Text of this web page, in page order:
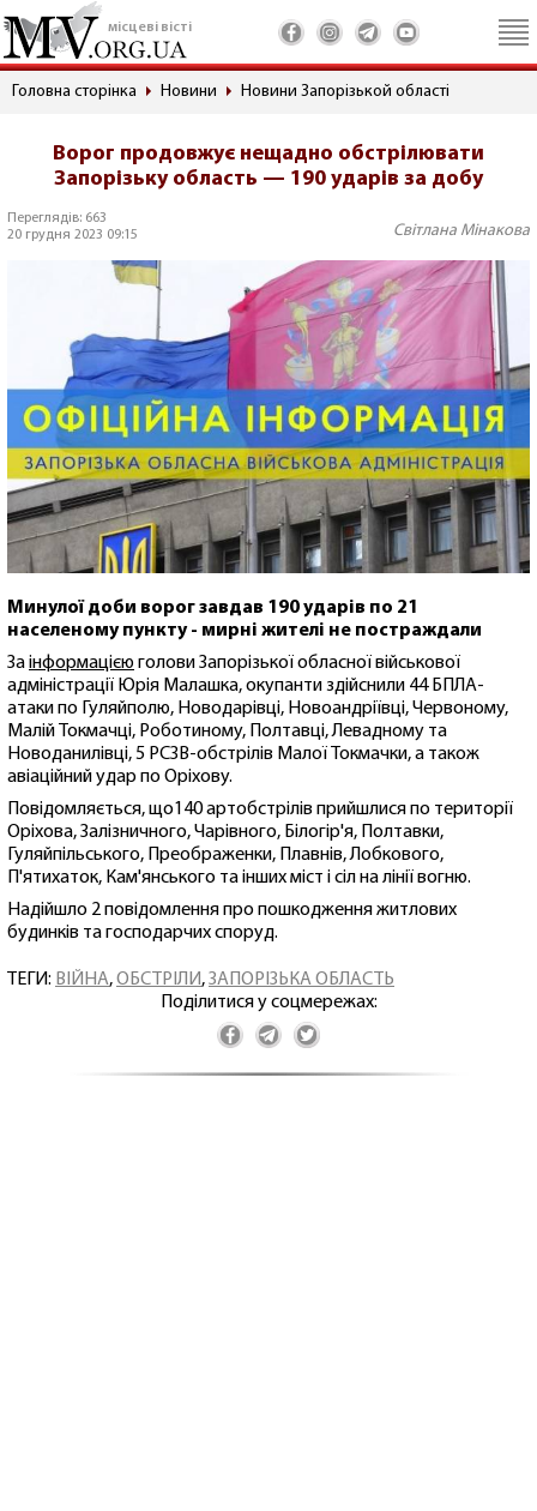
місцеві вісті
Головна сторінка Новини Новини Запорізькой області
Ворог продовжує нещадно обстрілювати
Запорізьку область — 190 ударів за добу
Переглядів: 663
20 грудня 2023 09:15
Світлана Мінакова
Минулої доби ворог завдав 190 ударів по 21
населеному пункту - мирні жителі не постраждали
Заінформацією голови Запорізької обласної військової
адміністрації Юрія Малашка, окупанти здійснили 44 БПЛА-
атаки по Гуляйполю, Новодарівці, Новоандріївці, Червоному,
Малій Токмачці, Роботиному, Полтавці, Левадному та
Новоданилівці, 5 РСЗВ-обстрілів Малої Токмачки, а також
авіаційний удар по Оріхову.
Повідомляється, що140 артобстрілів прийшлися по території
Оріхова, Залізничного, Чарівного, Білогір'я, Полтавки,
Гуляйпільського, Преображенки, Плавнів, Лобкового,
П'ятихаток, Кам'янського та інших міст і сіл на лінії вогню.
Надійшло 2 повідомлення про пошкодження житлових
будинків та господарчих споруд.
ТЕГИ: ВІЙНА,ОБСТРІЛИ,ЗАПОРІЗЬКА ОБЛАСТЬ
Поділитися у соцмережах: